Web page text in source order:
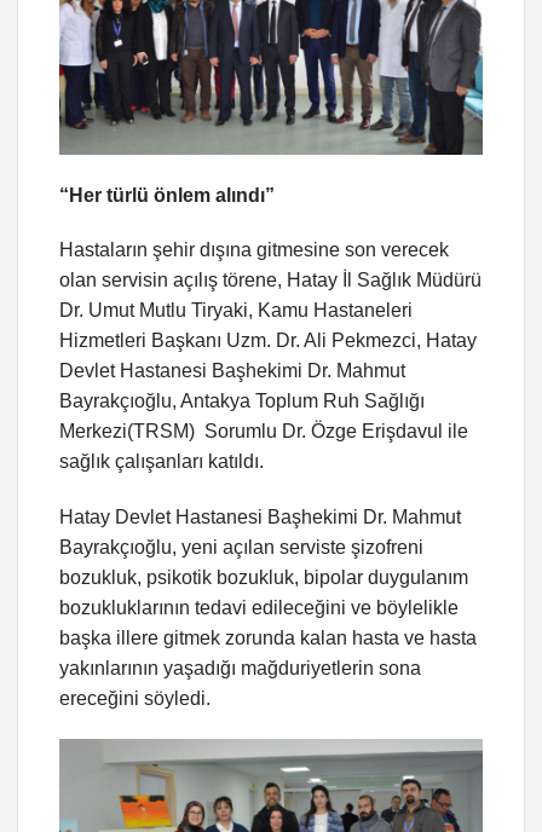
“Her türlü önlem alındı”
Hastaların şehir dışına gitmesine son verecek
olan servisin açılış törene, Hatay İl Sağlık Müdürü
Dr. Umut Mutlu Tiryaki, Kamu Hastaneleri
Hizmetleri Başkanı Uzm. Dr. Ali Pekmezci, Hatay
Devlet Hastanesi Başhekimi Dr. Mahmut
Bayrakçıoğlu, Antakya Toplum Ruh Sağlığı
Merkezi(TRSM) Sorumlu Dr. Özge Erişdavul ile
sağlık çalışanları katıldı.
Hatay Devlet Hastanesi Başhekimi Dr. Mahmut
Bayrakçıoğlu, yeni açılan serviste şizofreni
bozukluk, psikotik bozukluk, bipolar duygulanım
bozukluklarının tedavi edileceğini ve böylelikle
başka illere gitmek zorunda kalan hasta ve hasta
yakınlarının yaşadığı mağduriyetlerin sona
ereceğini söyledi.